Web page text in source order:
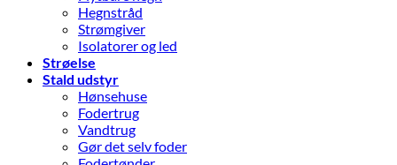
Hegnstråd
Strømgiver
Isolatorer og led
Strøelse
Stald udstyr
Hønsehuse
Fodertrug
Vandtrug
Gør det selv foder